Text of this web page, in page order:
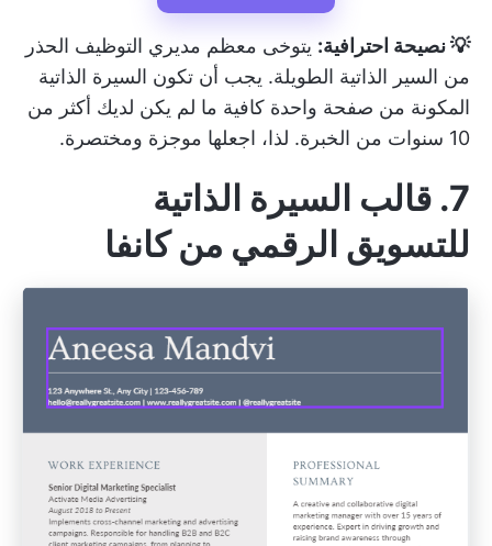
💡 نصيحة احترافية: يتوخى معظم مديري التوظيف الحذر
من السير الذاتية الطويلة. يجب أن تكون السيرة الذاتية
المكونة من صفحة واحدة كافية ما لم يكن لديك أكثر من
10 سنوات من الخبرة. لذا، اجعلها موجزة ومختصرة.
7. قالب السيرة الذاتية
للتسويق الرقمي من كانفا